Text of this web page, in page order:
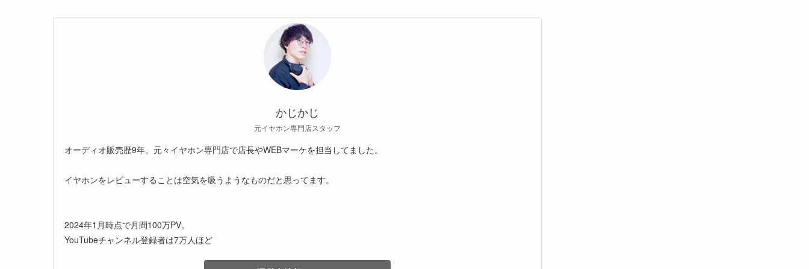
かじかじ
元イヤホン専門店スタッフ
オーディオ販売歴9年。元々イヤホン専門店で店長やWEBマーケを担当してました。
イヤホンをレビューすることは空気を吸うようなものだと思ってます。
2024年1月時点で月間100万PV。
YouTubeチャンネル登録者は7万人ほど